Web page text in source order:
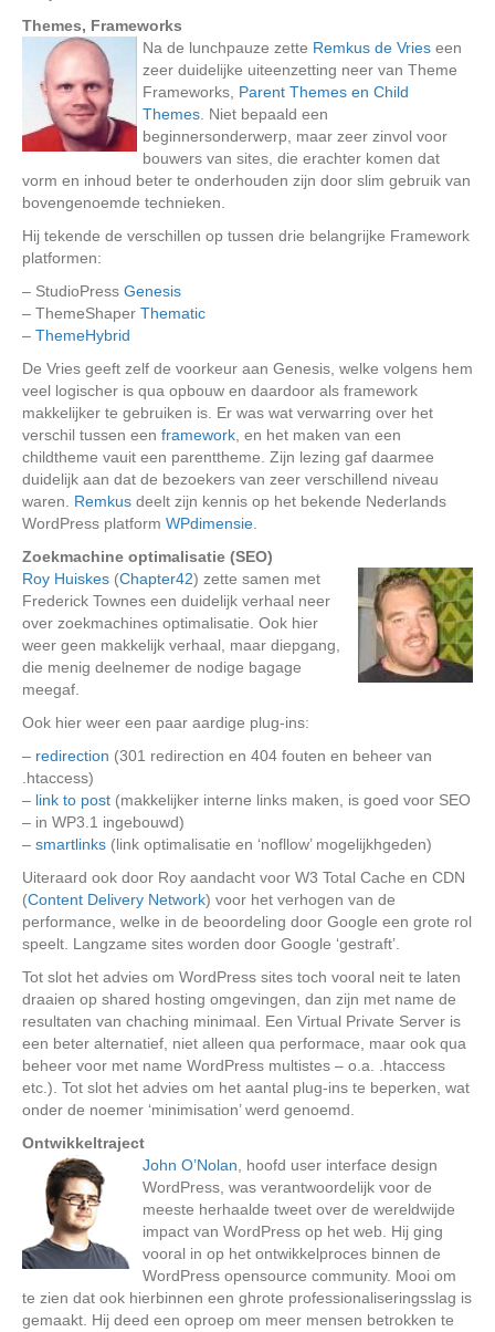
Themes, Frameworks
Na de lunchpauze zette Remkus de Vries een
zeer duidelijke uiteenzetting neer van Theme
Frameworks, Parent Themes en Child
Themes . Niet bepaald een
beginnersonderwerp, maar zeer zinvol voor
bouwers van sites, die erachter komen dat
vorm en inhoud beter te onderhouden zijn door slim gebruik van
bovengenoemde technieken.
Hij tekende de verschillen op tussen drie belangrijke Framework
platformen:
– StudioPress Genesis
– ThemeShaper Thematic
– ThemeHybrid
De Vries geeft zelf de voorkeur aan Genesis, welke volgens hem
veel logischer is qua opbouw en daardoor als framework
makkelijker te gebruiken is. Er was wat verwarring over het
verschil tussen een framework , en het maken van een
childtheme vauit een parenttheme. Zijn lezing gaf daarmee
duidelijk aan dat de bezoekers van zeer verschillend niveau
waren. Remkus deelt zijn kennis op het bekende Nederlands
WordPress platform WPdimensie
Zoekmachine optimalisatie (SEO)
Roy Huiskes (Chapter42) zette samen met
Frederick Townes een duidelijk verhaal neer
over zoekmachines optimalisatie. Ook hier
weer geen makkelijk verhaal, maar diepgang,
die menig deelnemer de nodige bagage
meegaf.
Ook hier weer een paar aardige plug-ins:
– redirection (301 redirection en 404 fouten en beheer van
.htaccess)
– link to post (makkelijker interne links maken, is goed voor SEO
– in WP3.1 ingebouwd)
– smartlinks (link optimalisatie en ‘nofllow’ mogelijkhgeden)
Uiteraard ook door Roy aandacht voor W3 Total Cache en CDN
(Content Delivery Network) voor het verhogen van de
performance, welke in de beoordeling door Google een grote rol
speelt. Langzame sites worden door Google ‘gestraft’.
Tot slot het advies om WordPress sites toch vooral neit te laten
draaien op shared hosting omgevingen, dan zijn met name de
resultaten van chaching minimaal. Een Virtual Private Server is
een beter alternatief, niet alleen qua performace, maar ook qua
beheer voor met name WordPress multistes – o.a. .htaccess
etc.). Tot slot het advies om het aantal plug-ins te beperken, wat
onder de noemer ‘minimisation’ werd genoemd.
Ontwikkeltraject
John O’Nolan , hoofd user interface design
WordPress, was verantwoordelijk voor de
meeste herhaalde tweet over de wereldwijde
impact van WordPress op het web. Hij ging
vooral in op het ontwikkelproces binnen de
WordPress opensource community. Mooi om
te zien dat ook hierbinnen een ghrote professionaliseringsslag is
gemaakt. Hij deed een oproep om meer mensen betrokken te